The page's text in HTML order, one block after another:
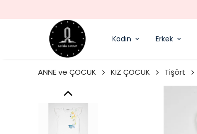
Kadın Erkek
ANNE ve ÇOCUK KIZ ÇOCUK Tişört